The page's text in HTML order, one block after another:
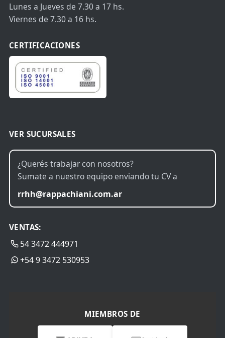
Lunes a Jueves de 7.30 a 17 hs.
Viernes de 7.30 a 16 hs.
CERTIFICACIONES
VER SUCURSALES
¿Querés trabajar con nosotros?
Sumate a nuestro equipo enviando tu CV a
rrhh@rappachiani.com.ar
VENTAS:
54 3472 444971
+54 9 3472 530953
MIEMBROS DE